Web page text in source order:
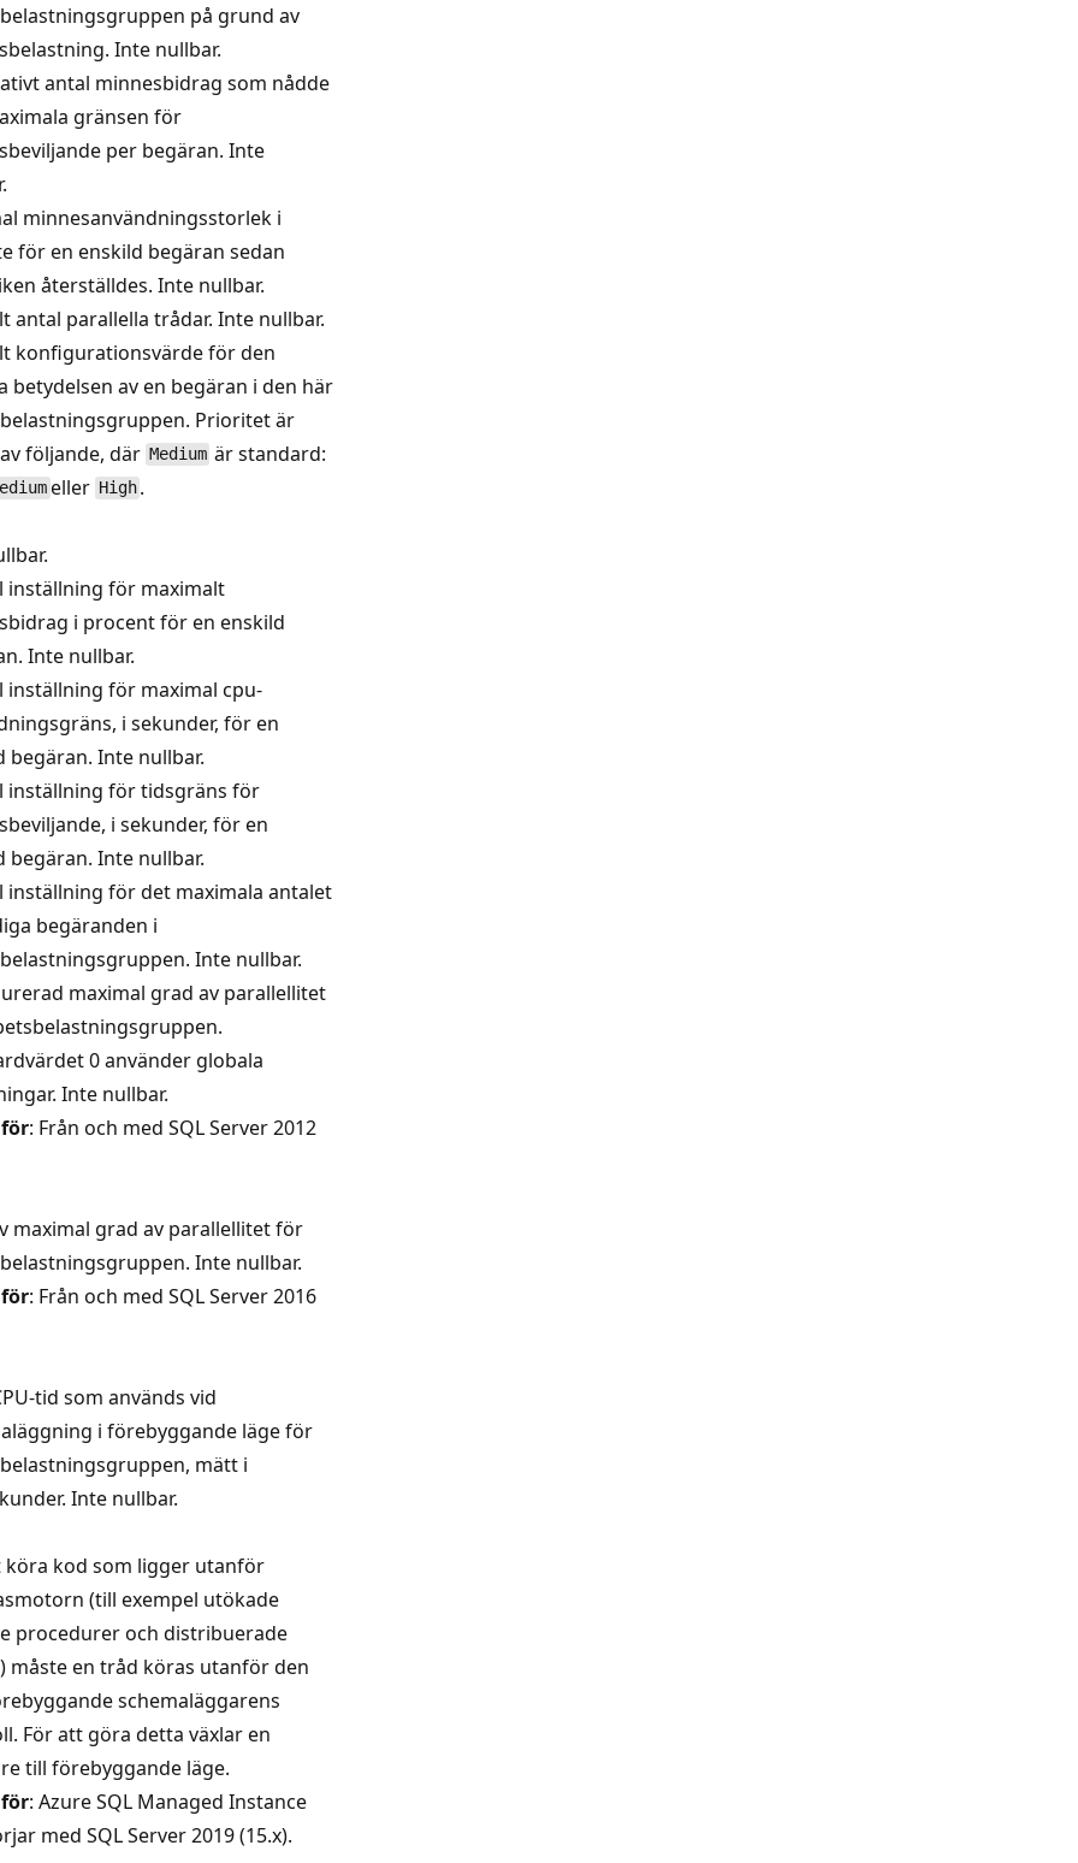
på grund av
Inte nullbar.
antal minnesbidrag som nådde
gränsen för
per begäran. Inte
minnesanvändningsstorlek i
för en enskild begäran sedan
återställdes. Inte nullbar.
antal parallella trådar. Inte nullbar.
konfigurationsvärde för den
betydelsen av en begäran i den här
Prioritet är
följande, där Medium är standard:
eller High .
inställning för maximalt
i procent för en enskild
Inte nullbar.
inställning för maximal cpu-
i sekunder, för en
begäran. Inte nullbar.
inställning för tidsgräns för
i sekunder, för en
begäran. Inte nullbar.
inställning för det maximala antalet
begäranden i
Inte nullbar.
maximal grad av parallellitet
0 använder globala
Inte nullbar.
: Från och med SQL Server 2012
maximal grad av parallellitet för
Inte nullbar.
: Från och med SQL Server 2016
tid som används vid
i förebyggande läge för
mätt i
Inte nullbar.
köra kod som ligger utanför
(till exempel utökade
procedurer och distribuerade
måste en tråd köras utanför den
schemaläggarens
För att göra detta växlar en
till förebyggande läge.
: Azure SQL Managed Instance
med SQL Server 2019 (15.x).